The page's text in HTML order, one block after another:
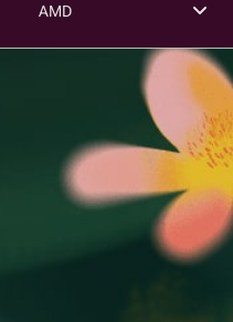
AMD